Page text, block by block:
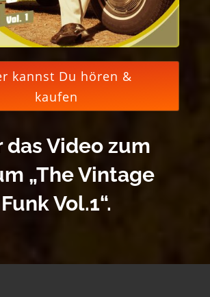
kannst Du hören &
kaufen
das Video zum
„The Vintage
Funk Vol.1“.